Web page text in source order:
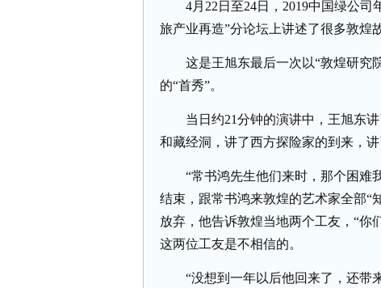
4月22日至24日，2019中国绿公
旅产业再造”分论坛上讲述了很多敦煌
这是王旭东最后一次以“敦煌研究
的“首秀”。
当日约21分钟的演讲中，王旭东
和藏经洞，讲了西方探险家的到来，讲
“常书鸿先生他们来时，那个困难
结束，跟常书鸿来敦煌的艺术家全部“
放弃，他告诉敦煌当地两个工友，“你
这两位工友是不相信的。
“没想到一年以后他回来了，还带